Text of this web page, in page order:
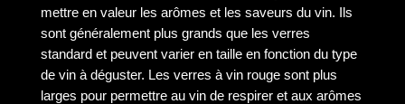
mettre en valeur les arômes et les saveurs du vin. Ils
sont généralement plus grands que les verres
standard et peuvent varier en taille en fonction du type
de vin à déguster. Les verres à vin rouge sont plus
larges pour permettre au vin de respirer et aux arômes